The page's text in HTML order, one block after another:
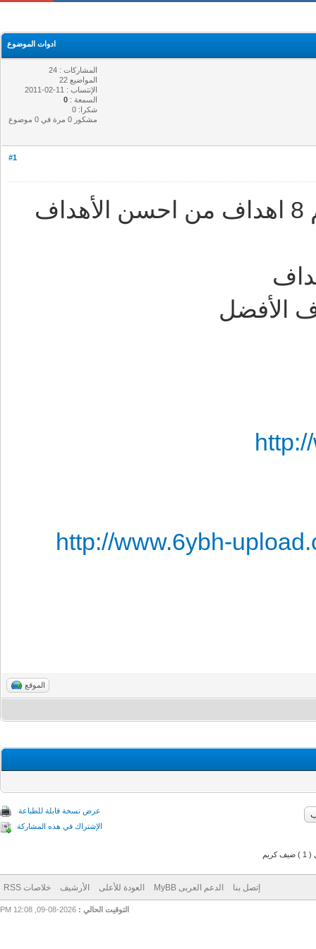
ادوات الموضوع
المشاركات : 24
المواضيع 22
الإنتساب : 11-02-2011
السمعة :0
شكرا: 0
مشكور 0 مرة في 0 موضوع
#1
السلام عليكم في هده الصفحة امامكم 8 اهداف من احسن الأهداف
الأفضل
http://www.6ybh-
الموقع
عرض نسخة قابلة للطباعة
الإشتراك في هذه المشاركة
إتصل بنا الدعم العربى MyBB العودة للأعلى الأرشيف خلاصات RSS
التوقيت الحالي :2026-08-09, 12:08 PM